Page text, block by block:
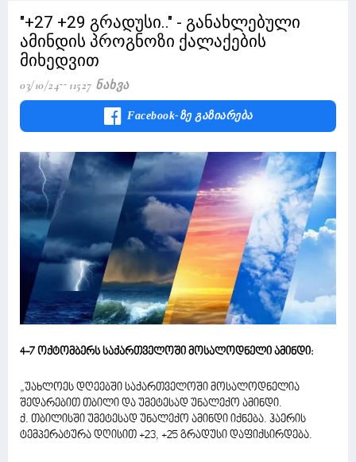
"+27 +29 გრადუსი.." - განახლებული
ამინდის პროგნოზი ქალაქების
მიხედვით
03/10/24 11527 Ნახვა
Facebook-Ზე Გაზიარება
4-7 ოქტომბერს საქართველოში მოსალოდნელი ამინდი:
„უახლოეს დღეებში საქართველოში მოსალოდნელია
შედარებით თბილი და უმეტესად უნალექო ამინდი.
ქ. თბილისში უმეტესად უნალექო ამინდი იქნება. ჰაერის
ტემპერატურა დღისით +23, +25 გრადუსი დაფიქსირდება.